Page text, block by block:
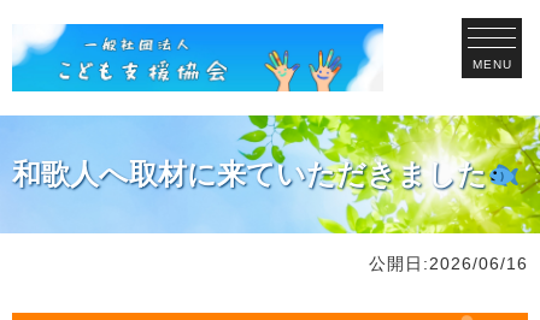
MENU
和歌人へ取材に来ていただきました
公開日:2026/06/16